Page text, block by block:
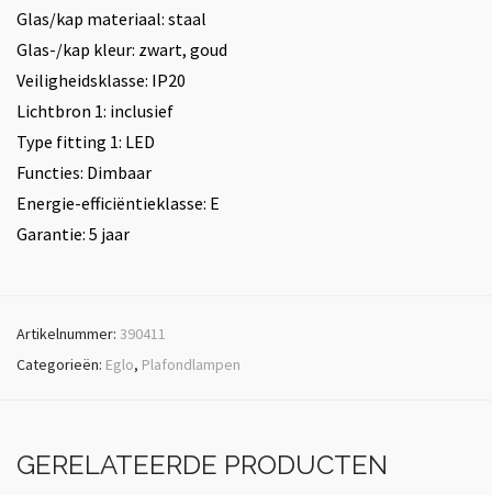
Glas/kap materiaal: staal
Glas-/kap kleur: zwart, goud
Veiligheidsklasse: IP20
Lichtbron 1: inclusief
Type fitting 1: LED
Functies: Dimbaar
Energie-efficiëntieklasse: E
Garantie: 5 jaar
Artikelnummer: 390411
Categorieën: Eglo, Plafondlampen
GERELATEERDE PRODUCTEN